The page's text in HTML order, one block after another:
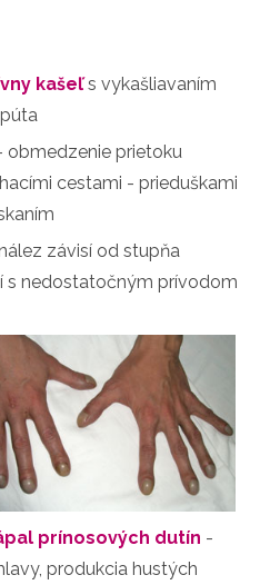
kašeľs vykašliavaním
obmedzenie prietoku
cestami - prieduškami
závisí od stupňa
s nedostatočným prívodom
prínosových dutín -
produkcia hustých